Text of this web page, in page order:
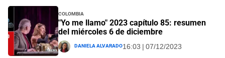
Colombia
"Yo me llamo" 2023 capítulo 85: resumen
del miércoles 6 de diciembre
Daniela Alvarado16:03 | 07/12/2023